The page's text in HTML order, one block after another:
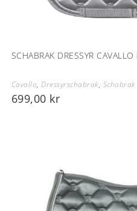
SCHABRAK DRESSYR
Cavallo,Dressyrschabrak, Schabrak
699,00 kr